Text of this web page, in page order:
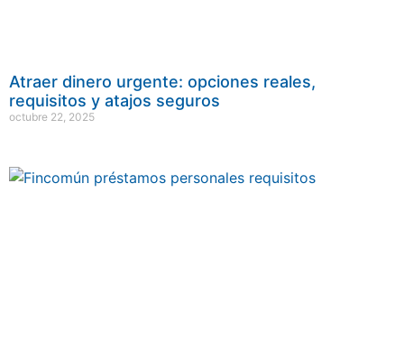
Atraer dinero urgente: opciones reales,
requisitos y atajos seguros
octubre 22, 2025